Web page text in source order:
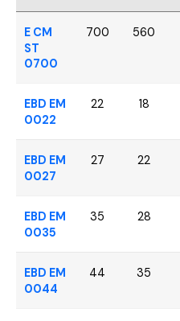
Perkins
VOLVO
YANGDONG
E CM
ST
0700
700 560
EBD EM
0022
22 18
EBD EM
0027
27 22
EBD EM
0035
35 28
EBD EM
0044
44 35